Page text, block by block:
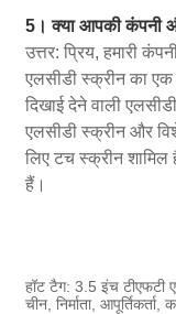
5। क्या आपकी कंपनी
उत्तर: प्रिय, हमारी
एलसीडी स्क्रीन का एक
दिखाई देने वाली
एलसीडी स्क्रीन और
लिए टच स्क्रीन शामिल
हैं।
हॉट टैग: 3.5 इंच टीएफटी
चीन, निर्माता,